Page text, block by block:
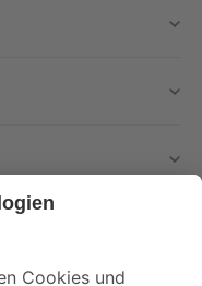
mehr verpassen!